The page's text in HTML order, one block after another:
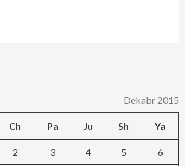
Dekabr 2015
Ch Pa Ju Sh Ya
2 3 4 5 6